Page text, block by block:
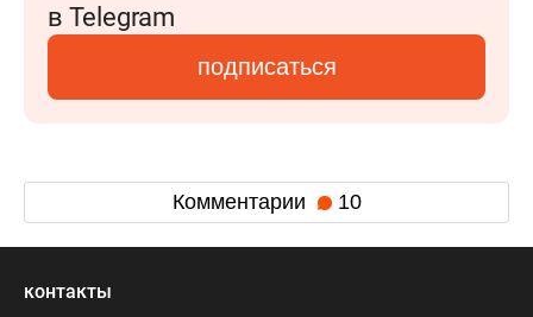
в Telegram
подписаться
Комментарии 10
контакты